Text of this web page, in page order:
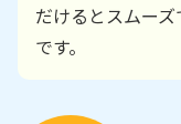
だけるとスムー
です。